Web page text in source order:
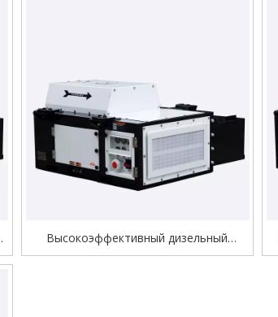
Высокоэффективный дизельный
генератор с двойным контейнером с